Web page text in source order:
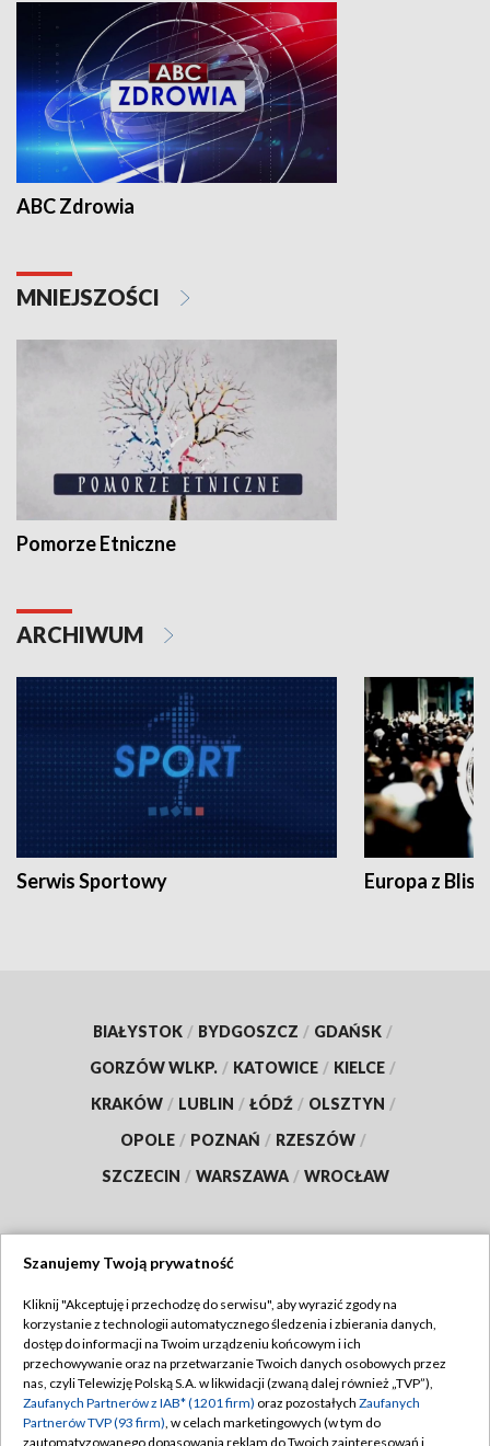
ABC Zdrowia
MNIEJSZOŚCI
Pomorze Etniczne
ARCHIWUM
Serwis Sportowy Europa z
BIAŁYSTOK / BYDGOSZCZ / GDAŃSK /
GORZÓW WLKP. / KATOWICE / KIELCE /
KRAKÓW / LUBLIN / ŁÓDŹ / OLSZTYN /
OPOLE / POZNAŃ / RZESZÓW /
SZCZECIN / WARSZAWA / WROCŁAW
TVP
Abonament TVP
Emisja w TVP
Centrum informacji TVP
Regulamin TVP
Polityka prywatności
Moje zgody
Szanujemy Twoją prywatność
Kliknij "Akceptuję i przechodzę do serwisu", aby wyrazić zgody na
korzystanie z technologii automatycznego śledzenia i zbierania danych,
dostęp do informacji na Twoim urządzeniu końcowym i ich
przechowywanie oraz na przetwarzanie Twoich danych osobowych przez
nas, czyli Telewizję Polską S.A. w likwidacji (zwaną dalej również „TVP”),
Zaufanych Partnerów z IAB* (1201 firm) oraz pozostałych Zaufanych
Partnerów TVP (93 firm), w celach marketingowych (w tym do
zautomatyzowanego dopasowania reklam do Twoich zainteresowań i